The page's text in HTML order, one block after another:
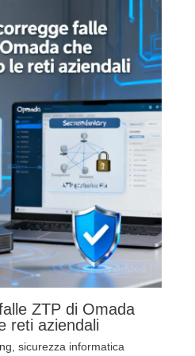
ZTP di Omada
reti aziendali
sicurezza informatica